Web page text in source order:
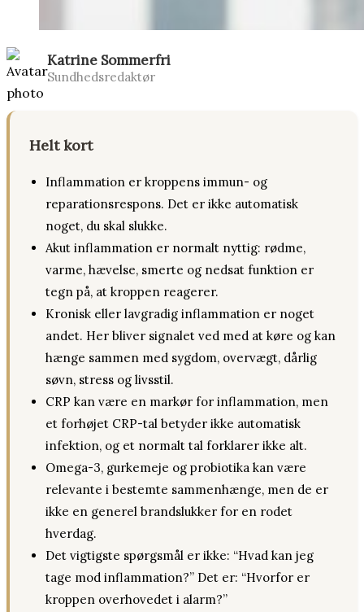
Katrine Sommerfri
Sundhedsredaktør
Helt kort
Inflammation er kroppens immun- og
reparationsrespons. Det er ikke automatisk
noget, du skal slukke.
Akut inflammation er normalt nyttig: rødme,
varme, hævelse, smerte og nedsat funktion er
tegn på, at kroppen reagerer.
Kronisk eller lavgradig inflammation er noget
andet. Her bliver signalet ved med at køre og kan
hænge sammen med sygdom, overvægt, dårlig
søvn, stress og livsstil.
CRP kan være en markør for inflammation, men
et forhøjet CRP-tal betyder ikke automatisk
infektion, og et normalt tal forklarer ikke alt.
Omega-3, gurkemeje og probiotika kan være
relevante i bestemte sammenhænge, men de er
ikke en generel brandslukker for en rodet
hverdag.
Det vigtigste spørgsmål er ikke: “Hvad kan jeg
tage mod inflammation?” Det er: “Hvorfor er
kroppen overhovedet i alarm?”